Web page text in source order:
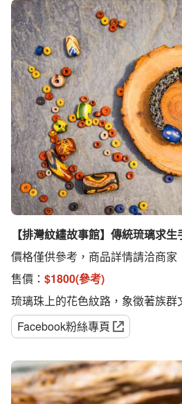
【排灣紋繣故事館】傳統琉璃求生
價格僅供參考，商品詳情請洽商家
售價： $1800(參考)
琉璃珠上的花色紋路，象徵著族群
Facebook粉絲專頁